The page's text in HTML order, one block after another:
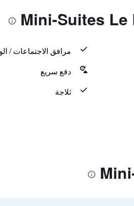
مرافق الاجتماعات /
دفع سريع
ثلاجة